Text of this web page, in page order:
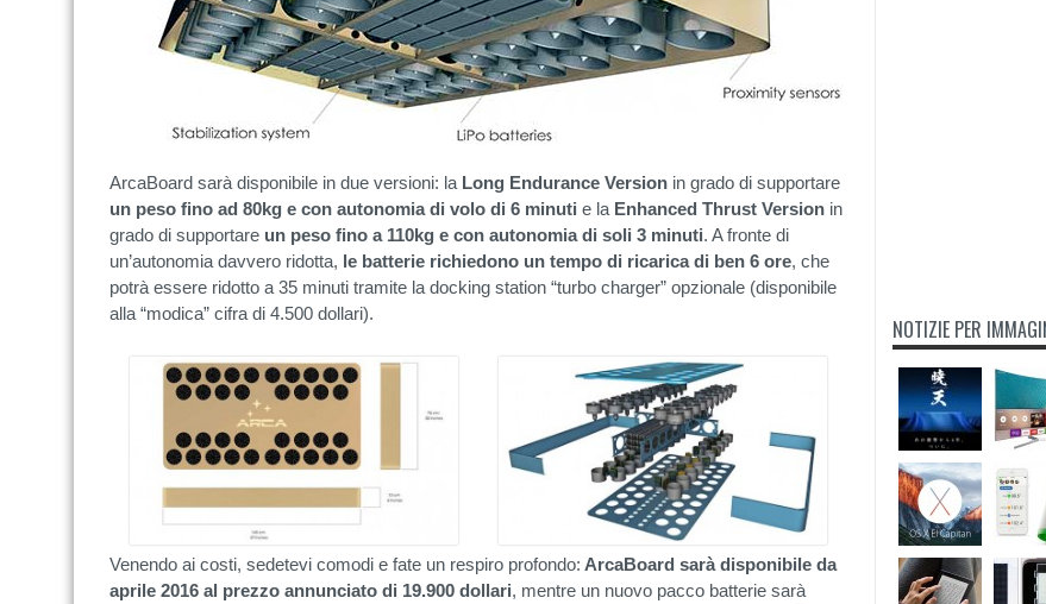
ArcaBoard sarà disponibile in due versioni: la Long Endurance Version in grado di supportare
un peso fino ad 80kg e con autonomia di volo di 6 minuti e la Enhanced Thrust Version in
grado di supportare un peso fino a 110kg e con autonomia di soli 3 minuti. A fronte di
un’autonomia davvero ridotta, le batterie richiedono un tempo di ricarica di ben 6 ore, che
potrà essere ridotto a 35 minuti tramite la docking station “turbo charger” opzionale (disponibile
alla “modica” cifra di 4.500 dollari).
Venendo ai costi, sedetevi comodi e fate un respiro profondo: ArcaBoard sarà disponibile da
aprile 2016 al prezzo annunciato di 19.900 dollari, mentre un nuovo pacco batterie sarà
NOTIZIE PER